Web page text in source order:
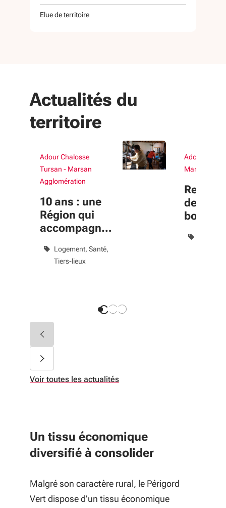
Elue de territoire
Actualités du
territoire
Adour Chalosse
Tursan - Marsan
Agglomération
10 ans : une
Région qui
accompagne
Logement Santé
Tiers-lieux
Adour
Marsan
des
bourgs
Voir toutes les actualités
Un tissu économique
diversifié à consolider
Malgré son caractère rural, le Périgord
Vert dispose d’un tissu économique